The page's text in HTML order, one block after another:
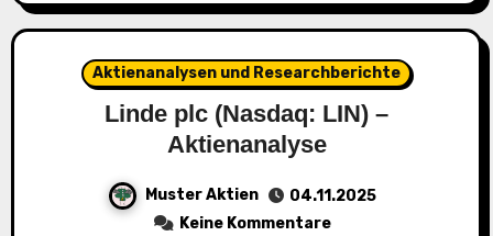
Aktienanalysen und Researchberichte
Linde plc (Nasdaq: LIN) –
Aktienanalyse
Muster Aktien
04.11.2025
Keine Kommentare